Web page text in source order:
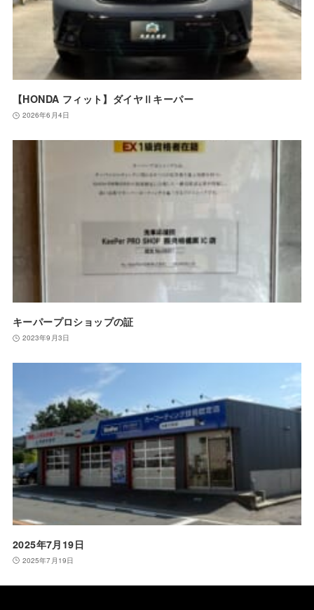
【HONDA フィット】ダイヤⅡキーパー
2026年6月4日
キーパープロショップの証
2023年9月3日
2025年7月19日
2025年7月19日